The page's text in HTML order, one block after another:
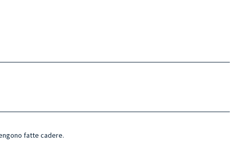
fatte cadere.